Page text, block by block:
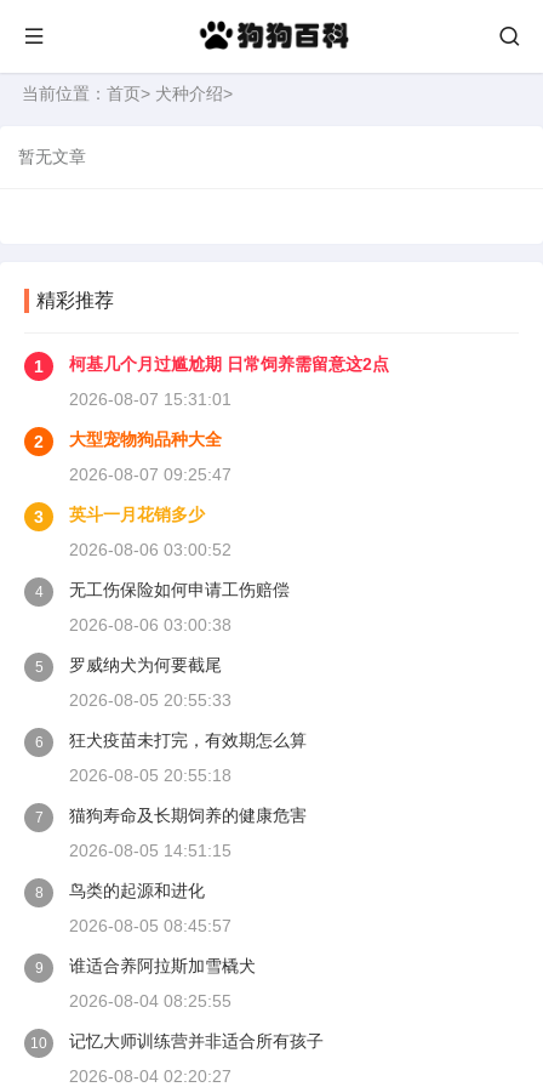
当前位置： 首页> 犬种介绍>
暂无文章
精彩推荐
1
柯基几个月过尴尬期 日常饲养需留意这2点
2026-08-07 15:31:01
2
大型宠物狗品种大全
2026-08-07 09:25:47
3
英斗一月花销多少
2026-08-06 03:00:52
4
无工伤保险如何申请工伤赔偿
2026-08-06 03:00:38
5
罗威纳犬为何要截尾
2026-08-05 20:55:33
6
狂犬疫苗未打完，有效期怎么算
2026-08-05 20:55:18
7
猫狗寿命及长期饲养的健康危害
2026-08-05 14:51:15
8
鸟类的起源和进化
2026-08-05 08:45:57
9
谁适合养阿拉斯加雪橇犬
2026-08-04 08:25:55
10
记忆大师训练营并非适合所有孩子
2026-08-04 02:20:27